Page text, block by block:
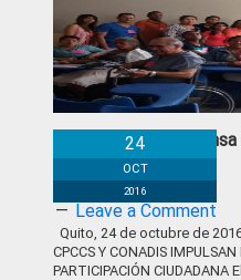
Boletín de
24
OCT
2016
Leave a Comment
Quito, 24 de octubre de
CPCCS Y CONADIS
PARTICIPACIÓN